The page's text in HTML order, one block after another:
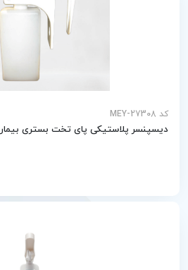
کد MEY-27308
دیسپنسر پلاستیکی پای تخت بستری بیمار